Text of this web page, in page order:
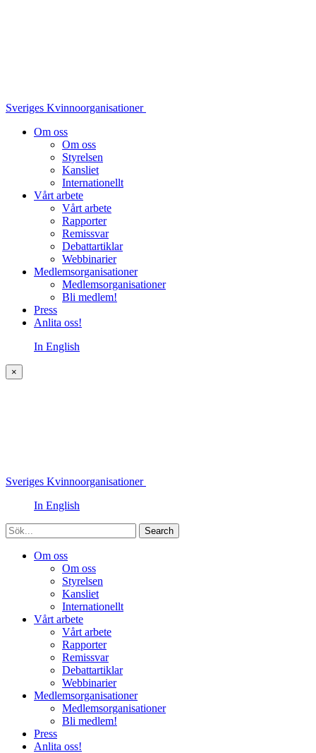
Sveriges Kvinnoorganisationer
Om oss
Om oss
Styrelsen
Kansliet
Internationellt
Vårt arbete
Vårt arbete
Rapporter
Remissvar
Debattartiklar
Webbinarier
Medlemsorganisationer
Medlemsorganisationer
Bli medlem!
Press
Anlita oss!
In English
×
Sveriges Kvinnoorganisationer
In English
Sök
Om oss
Om oss
Styrelsen
Kansliet
Internationellt
Vårt arbete
Vårt arbete
Rapporter
Remissvar
Debattartiklar
Webbinarier
Medlemsorganisationer
Medlemsorganisationer
Bli medlem!
Press
Anlita oss!